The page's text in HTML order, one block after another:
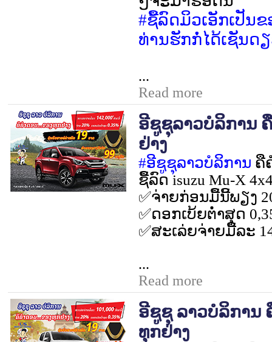
#ຊື້ລົດມິວເອັກເປັນ
ທ່ານຮັກກໍ່ໄດ້ເຊັນດ
...
Read more
ອີຊູຊຸລາວບໍລິການ
ຢ່າງ
#ອີຊູຊຸລາວບໍລິການ ຄື
ຊື້ລົດisuzu Mu-X
✅ຈ່າຍກ່ອນມື້ນີ້ພຽງ
✅ດອກເບ້ຍຕໍ່າສຸດ
✅ສະເລ່ຍຈ່າຍມື້ລະ
...
Read more
ອີຊູຊຸ ລາວບໍລິການ
ທຸກຢ່າງ